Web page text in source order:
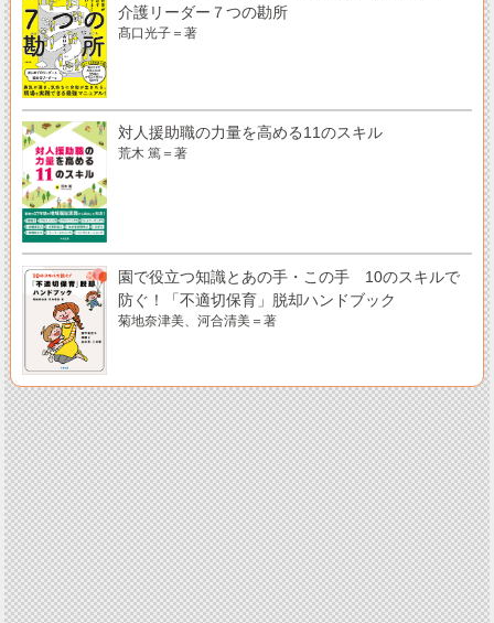
介護リーダー７つの勘所
髙口光子＝著
対人援助職の力量を高める11のスキル
荒木 篤＝著
園で役立つ知識とあの手・この手 10のスキルで
防ぐ！「不適切保育」脱却ハンドブック
菊地奈津美、河合清美＝著